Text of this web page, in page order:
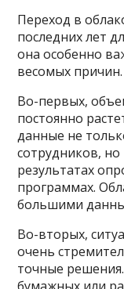
Переход в
последних лет
она особенно
весомых причин.
Во-первых,
постоянно
данные не
сотрудников,
результатах
программах.
большими
Во-вторых,
очень
точные